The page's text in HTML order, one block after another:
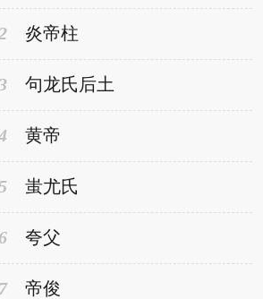
炎帝柱
句龙氏后土
黄帝
蚩尤氏
夸父
帝俊